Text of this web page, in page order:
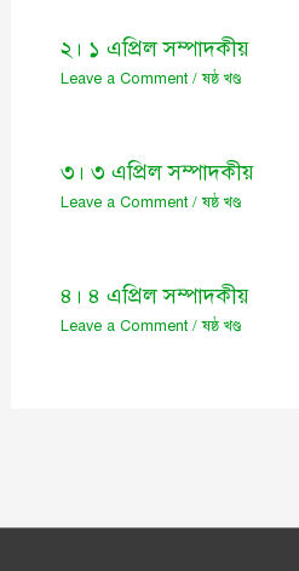
২। ১ এপ্রিল সম্পাদকীয়
Leave a Comment /ষষ্ঠ খণ্ড
৩। ৩ এপ্রিল সম্পাদকীয়
Leave a Comment /ষষ্ঠ খণ্ড
৪। ৪ এপ্রিল সম্পাদকীয়
Leave a Comment /ষষ্ঠ খণ্ড